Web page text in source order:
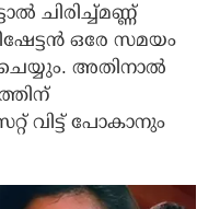
ചിരിച്ച്മണ്ണ്
ഒരേ സമയം
ചെയ്യും. അതിനാൽ
വിട്ട് പോകാനും